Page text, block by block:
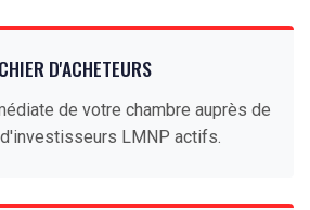
D'ACHETEURS
de votre chambre auprès de
LMNP actifs.